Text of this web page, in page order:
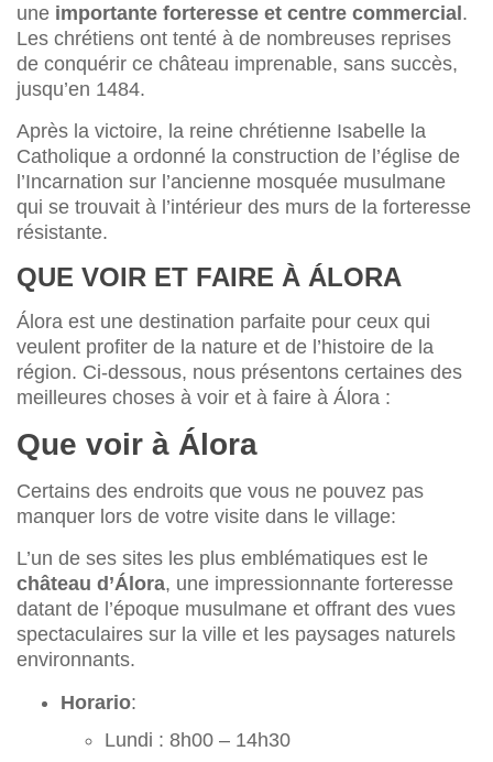
une importante forteresse et centre commercial.
Les chrétiens ont tenté à de nombreuses reprises
de conquérir ce château imprenable, sans succès,
jusqu’en 1484.
Après la victoire, la reine chrétienne Isabelle la
Catholique a ordonné la construction de l’église de
l’Incarnation sur l’ancienne mosquée musulmane
qui se trouvait à l’intérieur des murs de la forteresse
résistante.
QUE VOIR ET FAIRE À ÁLORA
Álora est une destination parfaite pour ceux qui
veulent profiter de la nature et de l’histoire de la
région. Ci-dessous, nous présentons certaines des
meilleures choses à voir et à faire à Álora :
Que voir à Álora
Certains des endroits que vous ne pouvez pas
manquer lors de votre visite dans le village:
L’un de ses sites les plus emblématiques est le
château d’Álora, une impressionnante forteresse
datant de l’époque musulmane et offrant des vues
spectaculaires sur la ville et les paysages naturels
environnants.
Horario:
Lundi : 8h00 – 14h30